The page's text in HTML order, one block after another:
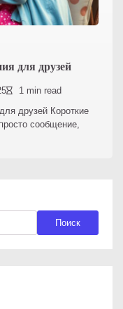
для друзей
1 min read
друзей Короткие
сообщение,
Поиск